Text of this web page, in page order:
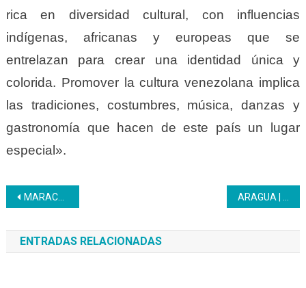
rica en diversidad cultural, con influencias
indígenas, africanas y europeas que se
entrelazan para crear una identidad única y
colorida. Promover la cultura venezolana implica
las tradiciones, costumbres, música, danzas y
gastronomía que hacen de este país un lugar
especial».
Navegación
de
entradas
MARACAY | El Inces región Aragua se unió al despliegue simultáneo del Lanzamiento del Plan Nacional de Formación de Promotores Culturales y Deportivos.
ENTRADAS RELACIONADAS